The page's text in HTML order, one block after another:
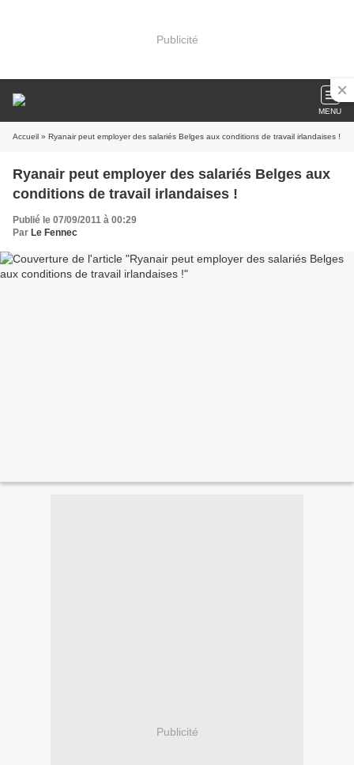
Publicité
MENU
Accueil » Ryanair peut employer des salariés Belges aux conditions de travail irlandaises !
Ryanair peut employer des salariés Belges aux
conditions de travail irlandaises !
Publié le 07/09/2011 à 00:29
Par Le Fennec
Publicité